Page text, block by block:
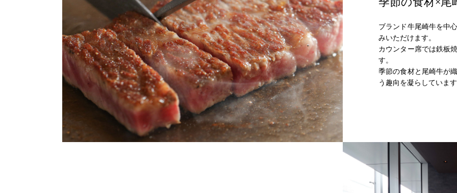
ブランド牛尾崎牛を中
みいただけます。
カウンター席では鉄板
す。
季節の食材と尾崎牛が
う趣向を凝らしていま